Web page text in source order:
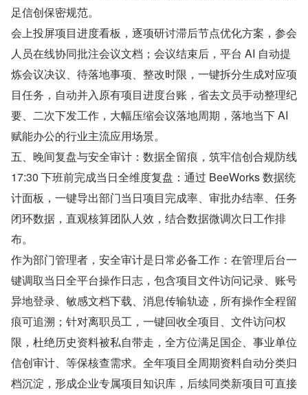
足信创保密规范。
会上投屏项目进度看板，逐项研讨滞后节点优化方案，参会
人员在线协同批注会议文档；会议结束后，平台 AI 自动提
炼会议决议、待落地事项、整改时限，一键拆分生成对应项
目任务，自动并入原有项目进度台账，省去文员手动整理纪
要、二次下发工作，大幅压缩会议落地周期，落地当下 AI
赋能办公的行业主流应用场景。
五、晚间复盘与安全审计：数据全留痕，筑牢信创合规防线
17:30 下班前完成当日全维度复盘：通过 BeeWorks 数据统
计面板，一键导出部门当日项目完成率、审批办结率、任务
闭环数据，直观核算团队人效，结合数据微调次日工作排
布。
作为部门管理者，安全审计是日常必备工作：在管理后台一
键调取当日全平台操作日志，包含项目文件访问记录、账号
异地登录、敏感文档下载、消息传输轨迹，所有操作全程留
痕可追溯；针对离职员工，一键回收全项目、文件访问权
限，杜绝历史资料被私自带走，全方位满足国企、事业单位
信创审计、等保核查需求。全年项目全周期资料自动分类归
档沉淀，形成企业专属项目知识库，后续同类新项目可直接